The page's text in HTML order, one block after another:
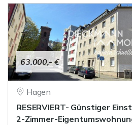
63.000,- €
Hagen
RESERVIERT- Günstiger
2-Zimmer-